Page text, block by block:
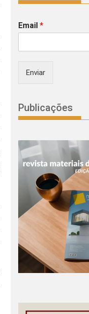
Email *
Enviar
Publicações